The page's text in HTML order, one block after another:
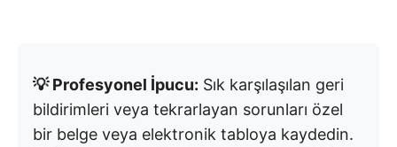
💡 Profesyonel İpucu: Sık karşılaşılan geri
bildirimleri veya tekrarlayan sorunları özel
bir belge veya elektronik tabloya kaydedin.